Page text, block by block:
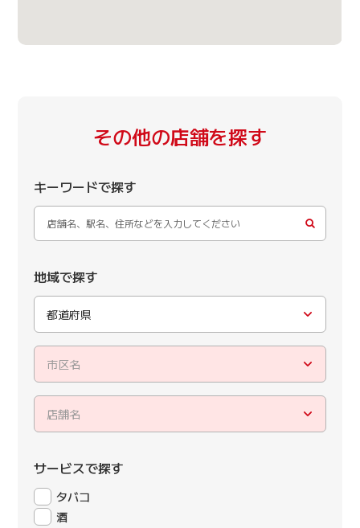
その他の店舗を探す
キーワードで探す
地域で探す
都道府県
市区名
店舗名
サービスで探す
タバコ
酒